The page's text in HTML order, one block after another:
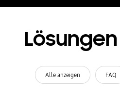
Alle anzeigen FAQ